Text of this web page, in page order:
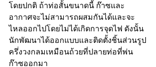
โดยปกติ ถ้าท่อสั้นขนาดนี้ ก๊าซและ
อากาศจะไม่สามารถผสมกันได้และจะ
ไหลออกไปโดยไม่ได้เกิดการจุดไฟ ดังนั้น
นักพัฒนาได้ออกแบบและติดตั้งชิ้นส่วนรูป
ครึ่งวงกลมเหมือนถ้วยที่ปลายท่อที่พ่น
ก๊าซออกมา